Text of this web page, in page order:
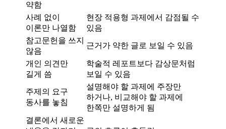
약함
사례 없이
이론만 나열함
현장 적용형 과제에서 감점될 수
있음
참고문헌을 쓰지
않음
근거가 약한 글로 보일 수 있음
개인 의견만
길게 씀
학술적 레포트보다 감상문처럼
보일 수 있음
주제의 요구
동사를 놓침
설명해야 할 과제에 주장만
하거나, 비교해야 할 과제에
한쪽만 설명하게 됨
결론에서 새로운